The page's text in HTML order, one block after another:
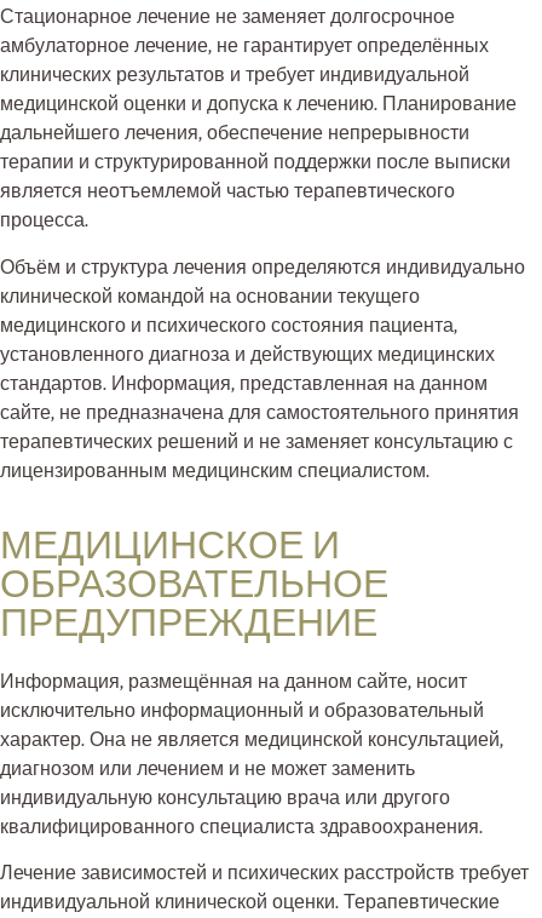
Стационарное лечение не заменяет долгосрочное
амбулаторное лечение, не гарантирует определённых
клинических результатов и требует индивидуальной
медицинской оценки и допуска к лечению. Планирование
дальнейшего лечения, обеспечение непрерывности
терапии и структурированной поддержки после выписки
является неотъемлемой частью терапевтического
процесса.
Объём и структура лечения определяются индивидуально
клинической командой на основании текущего
медицинского и психического состояния пациента,
установленного диагноза и действующих медицинских
стандартов. Информация, представленная на данном
сайте, не предназначена для самостоятельного принятия
терапевтических решений и не заменяет консультацию с
лицензированным медицинским специалистом.
МЕДИЦИНСКОЕ И
ОБРАЗОВАТЕЛЬНОЕ
ПРЕДУПРЕЖДЕНИЕ
Информация, размещённая на данном сайте, носит
исключительно информационный и образовательный
характер. Она не является медицинской консультацией,
диагнозом или лечением и не может заменить
индивидуальную консультацию врача или другого
квалифицированного специалиста здравоохранения.
Лечение зависимостей и психических расстройств требует
индивидуальной клинической оценки. Терапевтические